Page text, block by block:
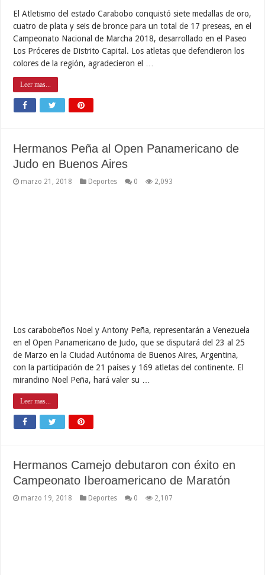
El Atletismo del estado Carabobo conquistó siete medallas de oro,
cuatro de plata y seis de bronce para un total de 17 preseas, en el
Campeonato Nacional de Marcha 2018, desarrollado en el Paseo
Los Próceres de Distrito Capital. Los atletas que defendieron los
colores de la región, agradecieron el …
Leer mas...
Hermanos Peña al Open Panamericano de
Judo en Buenos Aires
marzo 21, 2018 Deportes 0 2,093
Los carabobeños Noel y Antony Peña, representarán a Venezuela
en el Open Panamericano de Judo, que se disputará del 23 al 25
de Marzo en la Ciudad Autónoma de Buenos Aires, Argentina,
con la participación de 21 países y 169 atletas del continente. El
mirandino Noel Peña, hará valer su …
Leer mas...
Hermanos Camejo debutaron con éxito en
Campeonato Iberoamericano de Maratón
marzo 19, 2018 Deportes 0 2,107